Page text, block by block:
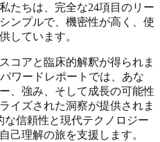
たちは、完全な24項目のリー
ンプルで、機密性が高く、使
しています。
コアと臨床的解釈が得られま
ワードレポートでは、あな
、強み、そして成長の可能性
イズされた洞察が提供されま
信頼性と現代テクノロジー
己理解の旅を支援します。